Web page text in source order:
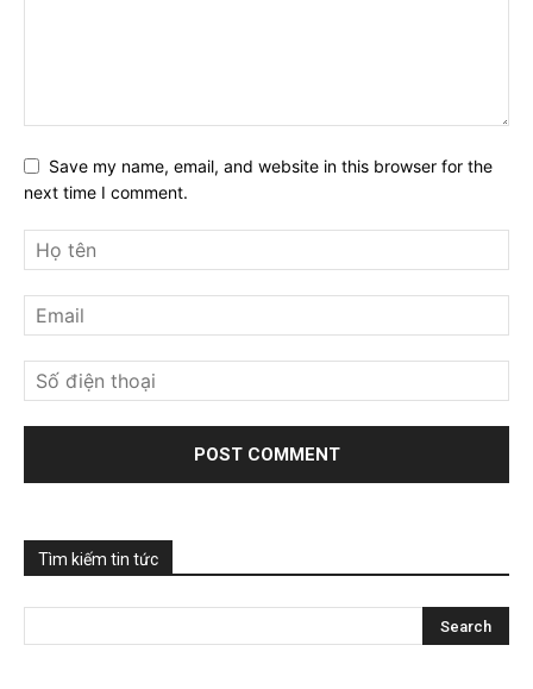
Save my name, email, and website in this browser for the
next time I comment.
Tìm kiếm tin tức